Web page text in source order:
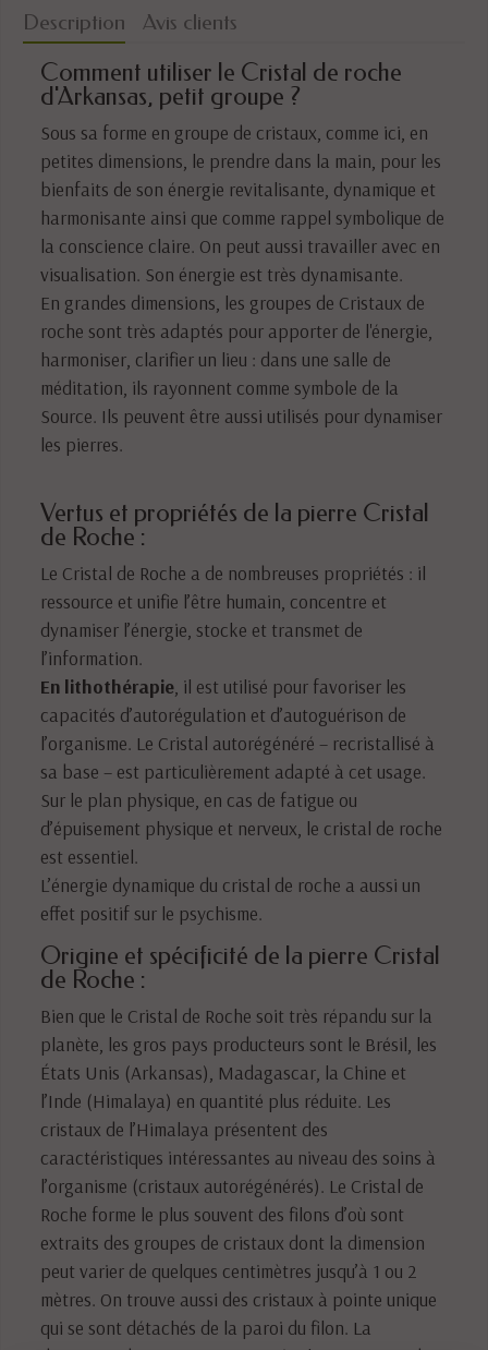
Description Avis clients
Comment utiliser le Cristal de roche
d'Arkansas, petit groupe ?
Sous sa forme en groupe de cristaux, comme ici, en
petites dimensions, le prendre dans la main, pour les
bienfaits de son énergie revitalisante, dynamique et
harmonisante ainsi que comme rappel symbolique de
la conscience claire. On peut aussi travailler avec en
visualisation. Son énergie est très dynamisante.
En grandes dimensions, les groupes de Cristaux de
roche sont très adaptés pour apporter de l'énergie,
harmoniser, clarifier un lieu : dans une salle de
méditation, ils rayonnent comme symbole de la
Source. Ils peuvent être aussi utilisés pour dynamiser
les pierres.
Vertus et propriétés de la pierre Cristal
de Roche :
Le Cristal de Roche a de nombreuses propriétés : il
ressource et unifie l’être humain, concentre et
dynamiser l’énergie, stocke et transmet de
l’information.
En lithothérapie , il est utilisé pour favoriser les
capacités d’autorégulation et d’autoguérison de
l’organisme. Le Cristal autorégénéré – recristallisé à
sa base – est particulièrement adapté à cet usage.
Sur le plan physique, en cas de fatigue ou
d’épuisement physique et nerveux, le cristal de roche
est essentiel.
L’énergie dynamique du cristal de roche a aussi un
effet positif sur le psychisme.
Origine et spécificité de la pierre Cristal
de Roche :
Bien que le Cristal de Roche soit très répandu sur la
planète, les gros pays producteurs sont le Brésil, les
États Unis (Arkansas), Madagascar, la Chine et
l’Inde (Himalaya) en quantité plus réduite. Les
cristaux de l’Himalaya présentent des
caractéristiques intéressantes au niveau des soins à
l’organisme (cristaux autorégénérés). Le Cristal de
Roche forme le plus souvent des filons d’où sont
extraits des groupes de cristaux dont la dimension
peut varier de quelques centimètres jusqu’à 1 ou 2
mètres. On trouve aussi des cristaux à pointe unique
qui se sont détachés de la paroi du filon. La